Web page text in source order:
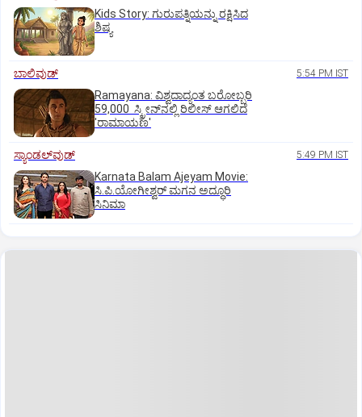
Kids Story: ಗುರುಪತ್ನಿಯನ್ನು ರಕ್ಷಿಸಿದ
ಶಿಷ್ಯ
ಬಾಲಿವುಡ್‌ 5:54 PM IST
Ramayana: ವಿಶ್ವದಾದ್ಯಂತ ಬರೋಬ್ಬರಿ
59,000 ಸ್ಕ್ರೀನ್‌ನಲ್ಲಿ ರಿಲೀಸ್‌ ಆಗಲಿದೆ
'ರಾಮಾಯಣ'
ಸ್ಯಾಂಡಲ್‌ವುಡ್‌ 5:49 PM IST
Karnata Balam Ajeyam Movie:
ಸಿ.ಪಿ.ಯೋಗೀಶ್ವರ್‌ ಮಗನ ಅದ್ಧೂರಿ
ಸಿನಿಮಾ